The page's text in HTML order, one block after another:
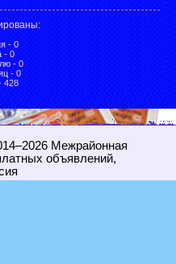
:
- 0
- 0
- 0
- 0
428
Межрайонная
объявлений,